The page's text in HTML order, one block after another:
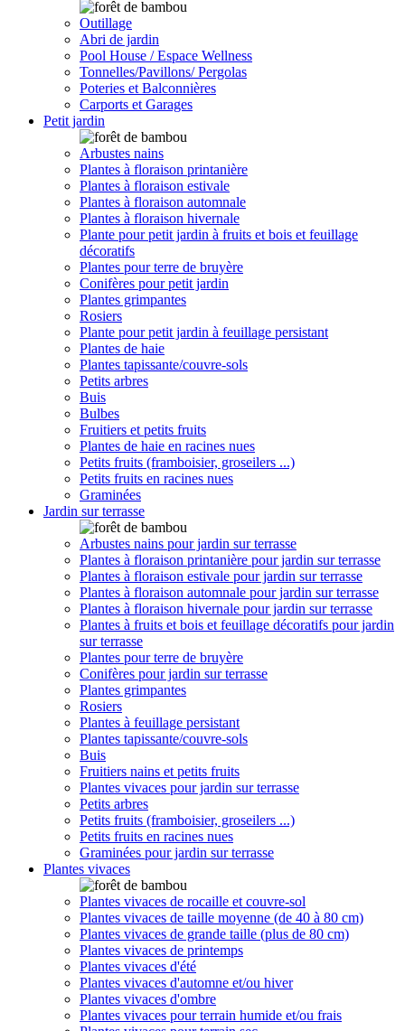
Outillage
Abri de jardin
Pool House / Espace Wellness
Tonnelles/Pavillons/ Pergolas
Poteries et Balconnières
Carports et Garages
Petit jardin
Arbustes nains
Plantes à floraison printanière
Plantes à floraison estivale
Plantes à floraison automnale
Plantes à floraison hivernale
Plante pour petit jardin à fruits et bois et feuillage
décoratifs
Plantes pour terre de bruyère
Conifères pour petit jardin
Plantes grimpantes
Rosiers
Plante pour petit jardin à feuillage persistant
Plantes de haie
Plantes tapissante/couvre-sols
Petits arbres
Buis
Bulbes
Fruitiers et petits fruits
Plantes de haie en racines nues
Petits fruits (framboisier, groseilers ...)
Petits fruits en racines nues
Graminées
Jardin sur terrasse
Arbustes nains pour jardin sur terrasse
Plantes à floraison printanière pour jardin sur terrasse
Plantes à floraison estivale pour jardin sur terrasse
Plantes à floraison automnale pour jardin sur terrasse
Plantes à floraison hivernale pour jardin sur terrasse
Plantes à fruits et bois et feuillage décoratifs pour jardin
sur terrasse
Plantes pour terre de bruyère
Conifères pour jardin sur terrasse
Plantes grimpantes
Rosiers
Plantes à feuillage persistant
Plantes tapissante/couvre-sols
Buis
Fruitiers nains et petits fruits
Plantes vivaces pour jardin sur terrasse
Petits arbres
Petits fruits (framboisier, groseilers ...)
Petits fruits en racines nues
Graminées pour jardin sur terrasse
Plantes vivaces
Plantes vivaces de rocaille et couvre-sol
Plantes vivaces de taille moyenne (de 40 à 80 cm)
Plantes vivaces de grande taille (plus de 80 cm)
Plantes vivaces de printemps
Plantes vivaces d'été
Plantes vivaces d'automne et/ou hiver
Plantes vivaces d'ombre
Plantes vivaces pour terrain humide et/ou frais